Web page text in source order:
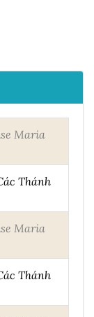
Maria
Thánh
Maria
Thánh